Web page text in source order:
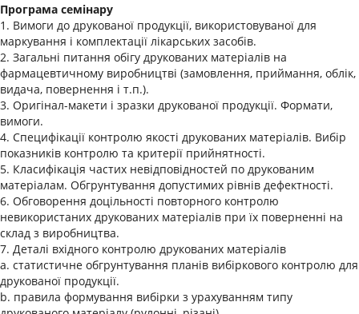
Програма семінару
1. Вимоги до друкованої продукції, використовуваної для
маркування і комплектації лікарських засобів.
2. Загальні питання обігу друкованих матеріалів на
фармацевтичному виробництві (замовлення, приймання, облік,
видача, повернення і т.п.).
3. Оригінал-макети і зразки друкованої продукції. Формати,
вимоги.
4. Специфікації контролю якості друкованих матеріалів. Вибір
показників контролю та критерії прийнятності.
5. Класифікація частих невідповідностей по друкованим
матеріалам. Обгрунтування допустимих рівнів дефектності.
6. Обговорення доцільності повторного контролю
невикористаних друкованих матеріалів при їх поверненні на
склад з виробництва.
7. Деталі вхідного контролю друкованих матеріалів
a. статистичне обгрунтування планів вибіркового контролю для
друкованої продукції.
b. правила формування вибірки з урахуванням типу